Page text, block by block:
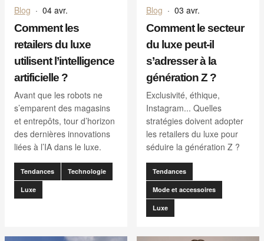
Blog · 04 avr.
Comment les
retailers du luxe
utilisent l’intelligence
artificielle ?
Avant que les robots ne
s’emparent des magasins
et entrepôts, tour d’horizon
des dernières innovations
liées à l’IA dans le luxe.
Tendances Technologie
Luxe
Blog · 03 avr.
Comment le secteur
du luxe peut-il
s’adresser à la
génération Z ?
Exclusivité, éthique,
Instagram... Quelles
stratégies doivent adopter
les retailers du luxe pour
séduire la génération Z ?
Tendances
Mode et accessoires
Luxe